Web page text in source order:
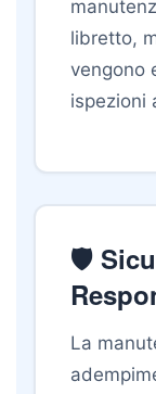
libretto,
vengono
ispezioni
🛡️
La